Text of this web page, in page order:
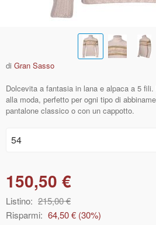
di Gran Sasso
Dolcevita a fantasia in lana e alpaca a 5
alla moda, perfetto per ogni tipo di
pantalone classico o con un cappotto.
150,50 €
Listino: 215,00 €
Risparmi: 64,50 € (30%)